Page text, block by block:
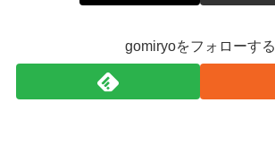
gomiryoをフォローする